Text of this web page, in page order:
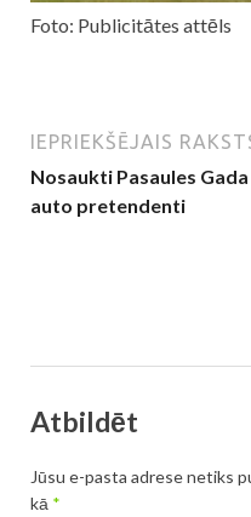
Foto: Publicitātes attēls
IEPRIEKŠĒJAIS
Nosaukti Pasaules Gada
auto pretendenti
Atbildēt
Jūsu e-pasta adrese netiks
kā *